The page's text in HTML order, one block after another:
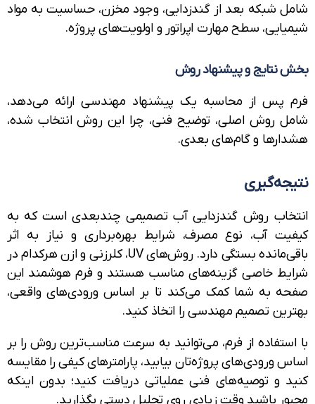
شبکه بعد از گندزدایی، وجود مخزن، حساسیت به مواد
سطح مهارت اپراتور و اولویت‌های پروژه.
نتایج و پیشنهاد روش
پس از محاسبه یک پیشنهاد مهندسی ارائه می‌دهد،
روش اصلی، توضیح فنی، چرا این روش انتخاب شده،
و گام‌های بعدی.
روش گندزدایی آب تصمیمی چندبعدی است که به
آب، نوع مصرف، شرایط بهره‌برداری و نیاز به اثر
باقی‌مانده بستگی دارد. روش‌های UV، کلرزنی و ازن هرکدام در
خاصی گزینه‌های مناسب هستند و فرم هوشمند این
به شما کمک می‌کند تا بر اساس ورودی‌های واقعی،
تصمیم مهندسی را اتخاذ کنید.
از فرم، می‌توانید به سرعت مناسب‌ترین روش را بر
ورودی‌های پروژه‌تان بیابید، پارامترهای کیفی را مقایسه
و توصیه‌های فنی عملیاتی دریافت کنید؛ بدون اینکه
باشید وقت زیادی روی تحلیل دستی بگذارید.